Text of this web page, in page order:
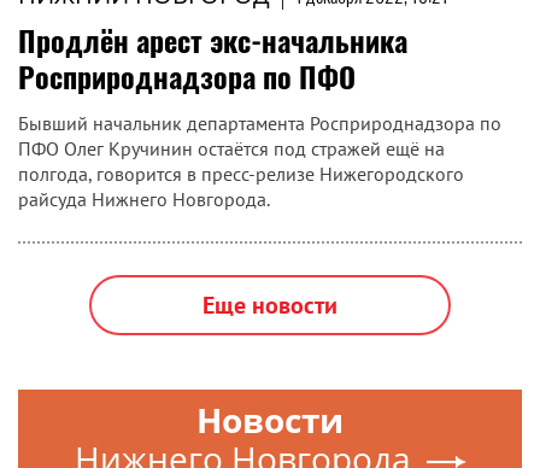
Продлён арест экс-начальника
Росприроднадзора по ПФО
Бывший начальник департамента Росприроднадзора по
ПФО Олег Кручинин остаётся под стражей ещё на
полгода, говорится в пресс-релизе Нижегородского
райсуда Нижнего Новгорода.
Еще новости
Новости
Нижнего Новгорода